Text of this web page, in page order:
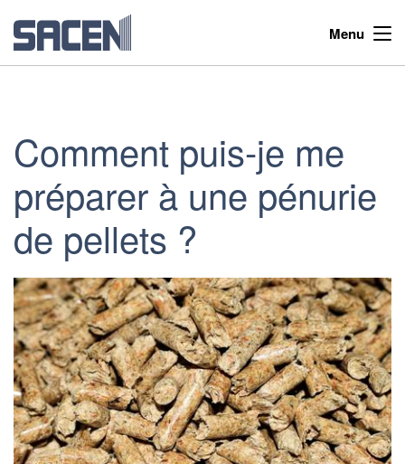
Menu
Comment puis-je me
préparer à une pénurie
de pellets ?